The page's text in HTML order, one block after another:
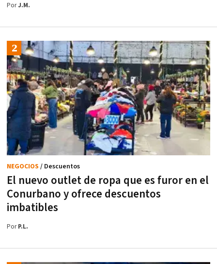
PorJ.M.
El nuevo outlet de ropa que es furor en el
Conurbano y ofrece descuentos
imbatibles
NEGOCIOS / Descuentos
PorP.L.